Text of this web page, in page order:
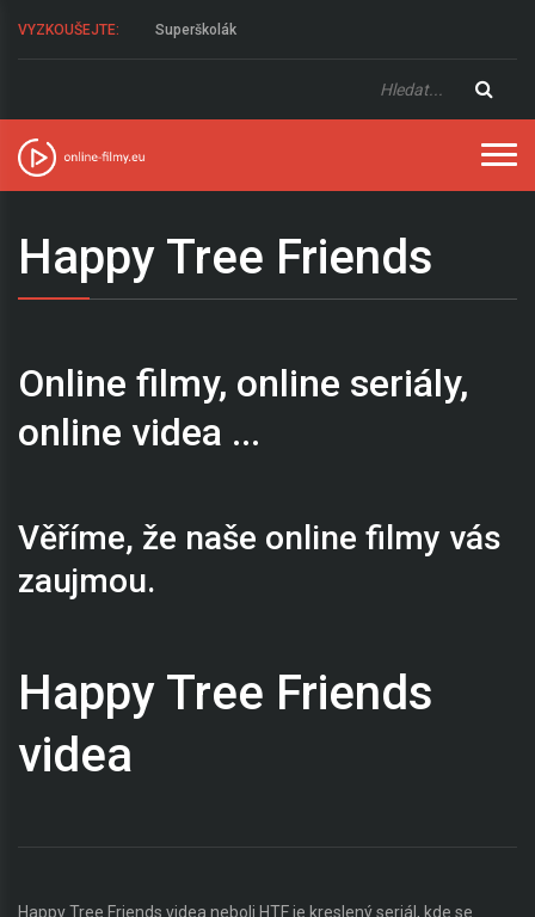
VYZKOUŠEJTE: Superškolák
Happy Tree Friends
Online filmy, online seriály,
online videa ...
Věříme, že naše online filmy vás
zaujmou.
Happy Tree Friends
videa
Happy Tree Friends videa neboli HTF je kreslený seriál, kde se